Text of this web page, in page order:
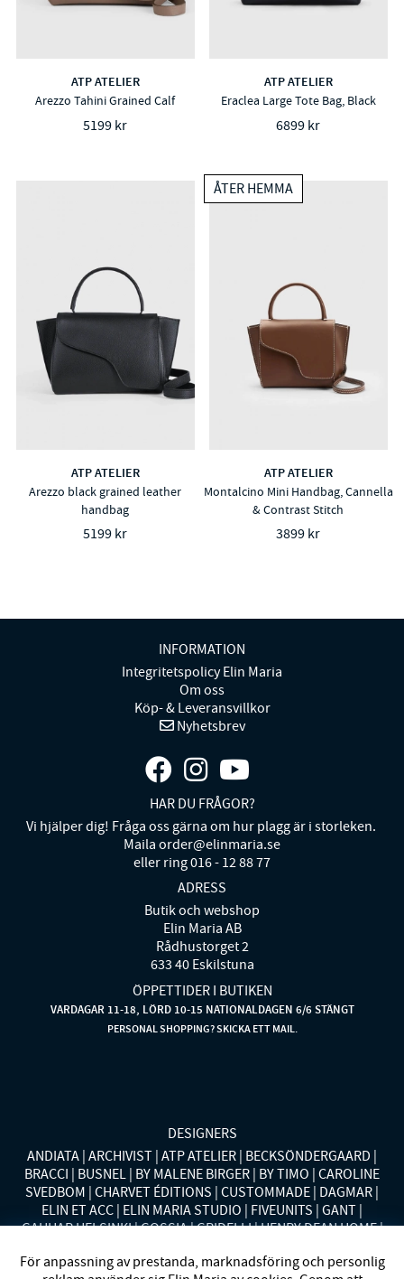
ATP ATELIER
Arezzo Tahini Grained Calf
5199 kr
ATP ATELIER
Eraclea Large Tote Bag, Black
6899 kr
ATP ATELIER
Arezzo black grained leather
handbag
5199 kr
ÅTER HEMMA
ATP ATELIER
Montalcino Mini Handbag, Cannella
& Contrast Stitch
3899 kr
INFORMATION
Integritetspolicy Elin Maria
Om oss
Köp- & Leveransvillkor
Nyhetsbrev
HAR DU FRÅGOR?
Vi hjälper dig! Fråga oss gärna om hur plagg är i storleken.
Maila order@elinmaria.se
eller ring 016 - 12 88 77
ADRESS
Butik och webshop
Elin Maria AB
Rådhustorget 2
633 40 Eskilstuna
ÖPPETTIDER I BUTIKEN
VARDAGAR 11-18, LÖRD 10-15 NATIONALDAGEN 6/6 STÄNGT
PERSONAL SHOPPING? SKICKA ETT MAIL.
DESIGNERS
ANDIATA ARCHIVIST ATP ATELIER BECKSÖNDERGAARD
BRACCI BUSNEL BY MALENE BIRGER BY TIMO CAROLINE
SVEDBOM CHARVET ÉDITIONS CUSTOMMADE DAGMAR
ELIN ET ACC ELIN MARIA STUDIO FIVEUNITS GANT
GAUHAR HELSINKI GOSSIA GRIDELLI HENRY DEAN HOME
MISSONI HOME MONO MORENO CALIFORNIA MOS MOSH
För anpassning av prestanda, marknadsföring och personlig